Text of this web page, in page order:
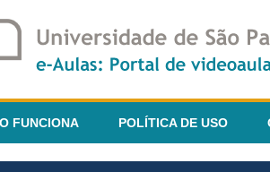
FUNCIONA POLÍTICA DE USO